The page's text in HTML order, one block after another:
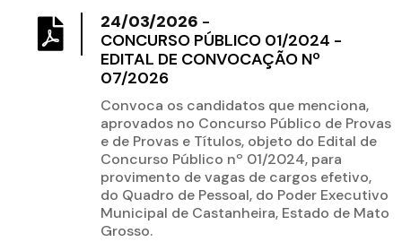
24/03/2026 -
CONCURSO PÚBLICO 01/2024 -
EDITAL DE CONVOCAÇÃO Nº
07/2026
Convoca os candidatos que menciona,
aprovados no Concurso Público de Provas
e de Provas e Títulos, objeto do Edital de
Concurso Público nº 01/2024, para
provimento de vagas de cargos efetivo,
do Quadro de Pessoal, do Poder Executivo
Municipal de Castanheira, Estado de Mato
Grosso.